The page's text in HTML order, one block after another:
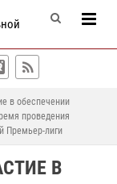
в обеспечении
проведения
Премьер-лиги
В